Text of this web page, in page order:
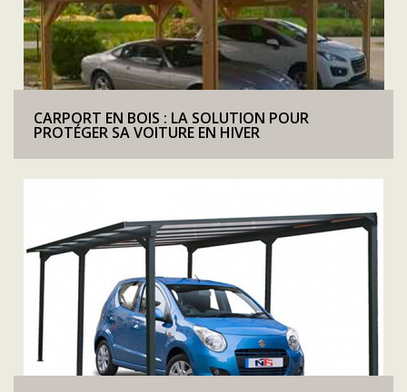
CARPORT EN BOIS : LA SOLUTION POUR
PROTÉGER SA VOITURE EN HIVER